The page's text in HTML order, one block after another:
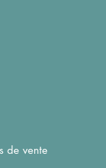
de vente